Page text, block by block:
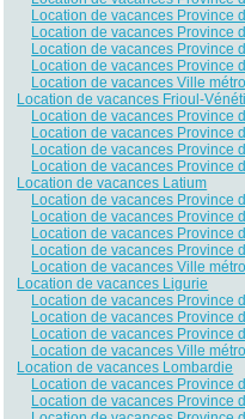
Location de vacances Province
Location de vacances Province
Location de vacances Province
Location de vacances Province
Location de vacances Ville
Location de vacances Frioul-
Location de vacances Province
Location de vacances Province
Location de vacances Province
Location de vacances Province
Location de vacances Latium
Location de vacances Province
Location de vacances Province
Location de vacances Province
Location de vacances Province
Location de vacances Ville
Location de vacances Ligurie
Location de vacances Province
Location de vacances Province
Location de vacances Province
Location de vacances Ville
Location de vacances Lombardie
Location de vacances Province
Location de vacances Province